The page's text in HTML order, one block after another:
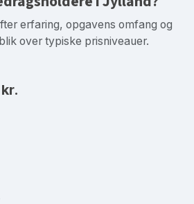
erfaring, opgavens omfang og
over typiske prisniveauer.